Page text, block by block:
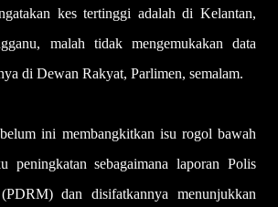
kes tertinggi adalah di Kelantan,
malah tidak mengemukakan data
di Dewan Rakyat, Parlimen, semalam.
ini membangkitkan isu rogol bawah
peningkatan sebagaimana laporan Polis
dan disifatkannya menunjukkan